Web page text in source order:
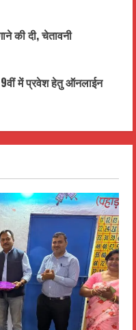
की दी, चेतावनी
में प्रवेश हेतु ऑनलाईन